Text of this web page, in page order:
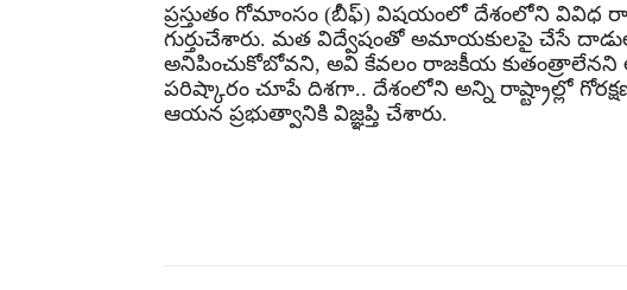
ప్రస్తుతం గోమాంసం (బీఫ్) విషయంలో దేశంలోని వివిధ
గుర్తుచేశారు. మత విద్వేషంతో అమాయకులపై చేసే దాడులు
అనిపించుకోబోవని, అవి కేవలం రాజకీయ కుతంత్రాలేనని
పరిష్కారం చూపే దిశగా.. దేశంలోని అన్ని రాష్ట్రాల్లో
ఆయన ప్రభుత్వానికి విజ్ఞప్తి చేశారు.